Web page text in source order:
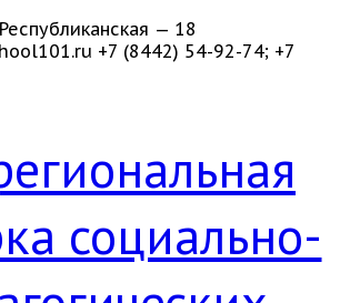
— 18
+7 (8442) 54-92-74; +7
социально-